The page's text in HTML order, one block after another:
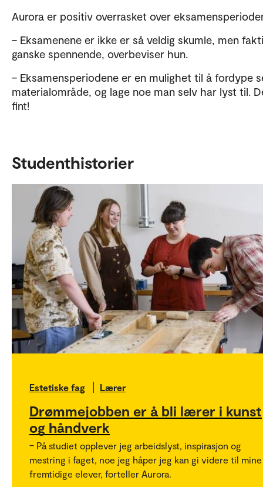
Aurora er positiv overrasket over
– Eksamenene er ikke er så veldig skumle, men
ganske spennende, overbeviser hun.
– Eksamensperiodene er en mulighet til å fordype
materialområde, og lage noe man selv har lyst til.
fint!
Studenthistorier
Estetiske fag Lærer
Drømmejobben er å bli lærer i kunst
og håndverk
– På studiet opplever jeg arbeidslyst, inspirasjon og
mestring i faget, noe jeg håper jeg kan gi videre til mine
fremtidige elever, forteller Aurora.